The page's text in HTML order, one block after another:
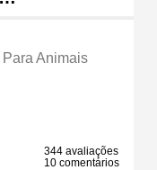
Animais
344 avaliações
10 comentários